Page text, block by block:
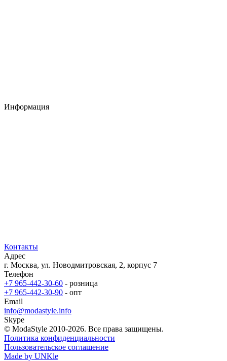
Информация
Контакты
Адрес
г. Москва, ул. Новодмитровская, 2, корпус 7
Телефон
+7 965-442-30-60 - розница
+7 965-442-30-90 - опт
Email
info@modastyle.info
Skype
© ModaStyle 2010-2026. Все права защищены.
Политика конфиденциальности
Пользовательское соглашение
Made by UNKle